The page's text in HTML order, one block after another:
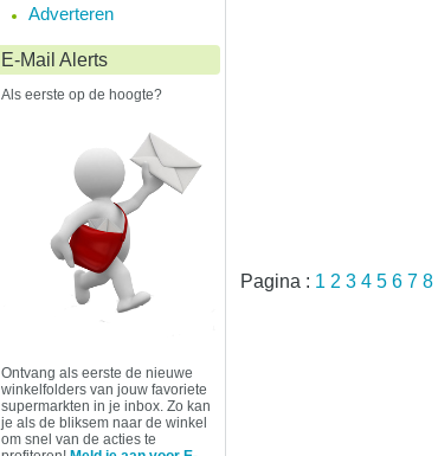
Pagina : 1 2 3 4 5 6 7 8
Adverteren
E-Mail Alerts
Als eerste op de hoogte?
Ontvang als eerste de nieuwe
winkelfolders van jouw favoriete
supermarkten in je inbox. Zo kan
je als de bliksem naar de winkel
om snel van de acties te